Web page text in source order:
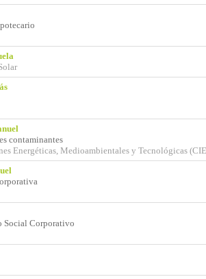
contaminantes
Energéticas, Medioambientales y Tecnológicas
Social Corporativo